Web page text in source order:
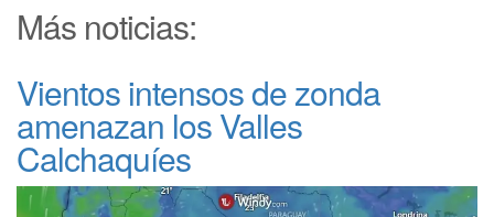
Más noticias:
Vientos intensos de zonda
amenazan los Valles
Calchaquíes